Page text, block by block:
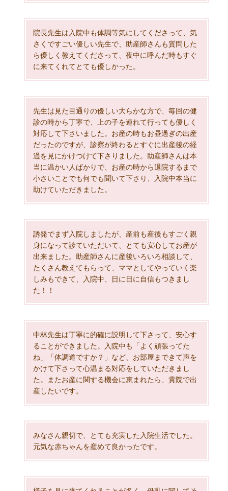
院長先生は入院中も体調等気にしてくださって、気
さくですごい優しい先生で、助産師さんも質問した
ら優しく教えてくださって、夜中に呼んだ時もすぐ
に来てくれてとても優しかった。
先生は見た目通りの優しい大らかな方で、毎回の健
診の時から丁寧で、上の子を連れて行っても優しく
対応して下さいました。お産の時もお昼過ぎの出産
だったのですが、診察が終わるとすぐに出産後の経
過を見にかけつけて下さりました。助産師さんは本
当に温かい人ばかりで、お産の時から退院するまで
小さいことでも何でも聞いて下さり、入院中本当に
助けていただきました。
誘発でまず入院しましたが、産前も産後もすごく親
身になって診ていただいて、とても安心してお産が
出来ました。助産師さんに産後いろいろ相談して、
たくさん教えてもらって、ママとしてやっていく楽
しみもできて、入院中、日に日に自信もつきまし
た！！
中林先生は丁寧に的確に説明して下さって、安心す
ることができました。入院中も「よく頑張ってた
ね」「体調道ですか？」など、お部屋まできて声を
かけて下さって心温まる対応をしていただきまし
た。またお産に関する機会に恵まれたら、貴院で出
産したいです。
みなさん親切で、とても充実した入院生活でした。
元気な赤ちゃんを産めて良かったです。